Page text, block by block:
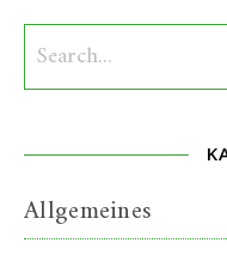
Allgemeines